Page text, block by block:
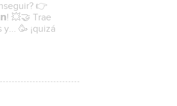
👉
💥🤝 Trae
🥳 ¡quizá